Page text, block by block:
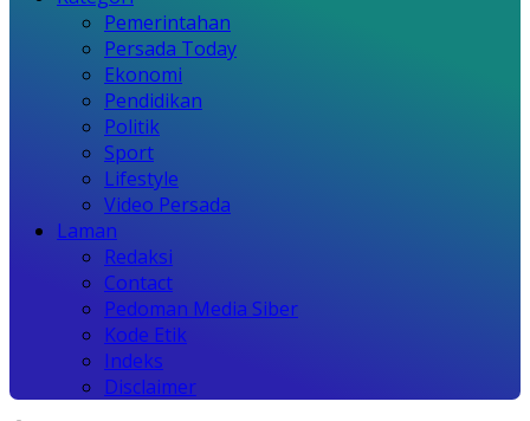
Pemerintahan
Persada Today
Ekonomi
Pendidikan
Politik
Sport
Lifestyle
Video Persada
Laman
Redaksi
Contact
Pedoman Media Siber
Kode Etik
Indeks
Disclaimer